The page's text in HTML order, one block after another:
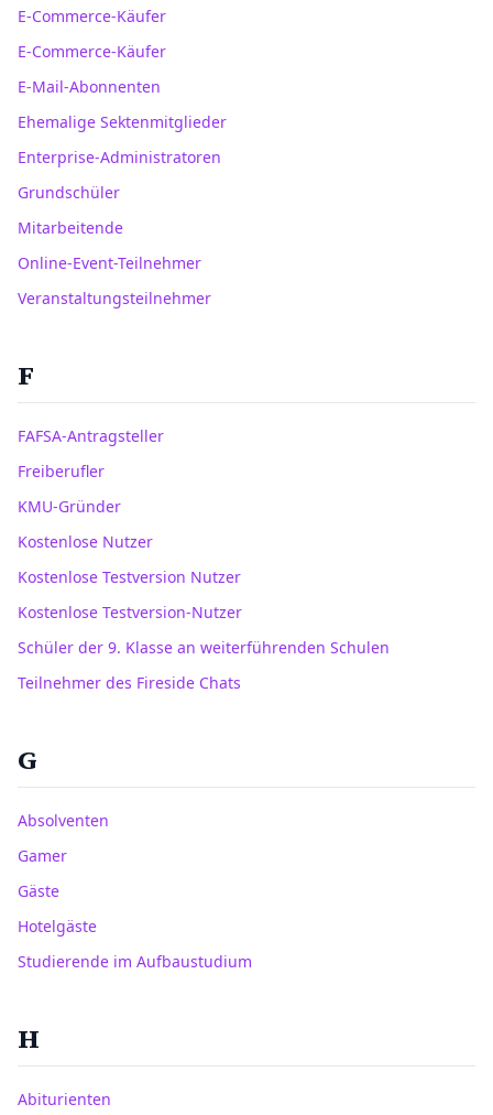
E-Commerce-Käufer
E-Commerce-Käufer
E-Mail-Abonnenten
Ehemalige Sektenmitglieder
Enterprise-Administratoren
Grundschüler
Mitarbeitende
Online-Event-Teilnehmer
Veranstaltungsteilnehmer
F
FAFSA-Antragsteller
Freiberufler
KMU-Gründer
Kostenlose Nutzer
Kostenlose Testversion Nutzer
Kostenlose Testversion-Nutzer
Schüler der 9. Klasse an weiterführenden Schulen
Teilnehmer des Fireside Chats
G
Absolventen
Gamer
Gäste
Hotelgäste
Studierende im Aufbaustudium
H
Abiturienten